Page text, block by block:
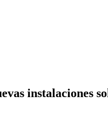
instalaciones